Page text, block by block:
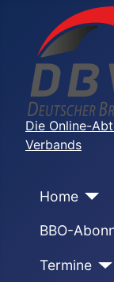
Die Online-
Verbands
Home
BBO-
Termine